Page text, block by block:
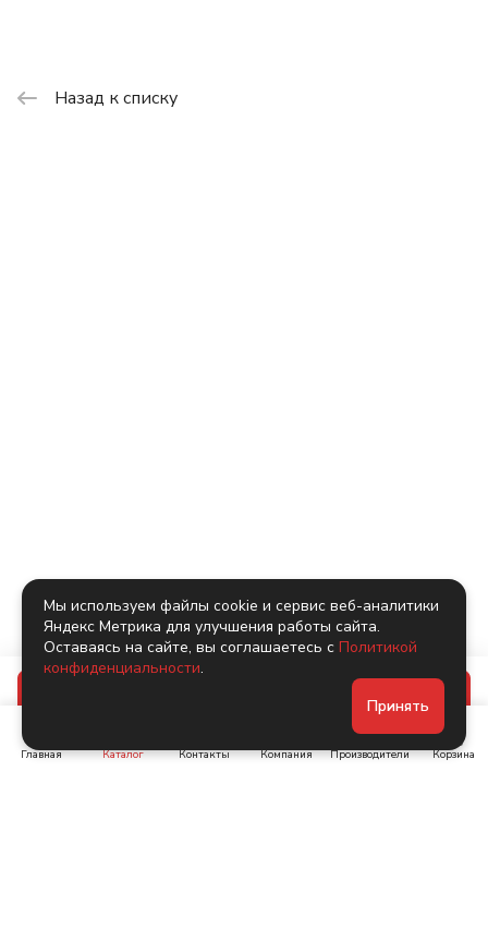
Назад к списку
Главная Каталог Контакты Компания Производители Корзина
Мы используем файлы cookie и сервис веб-аналитики
Яндекс Метрика для улучшения работы сайта.
Оставаясь на сайте, вы соглашаетесь с Политикой
конфиденциальности.
Принять